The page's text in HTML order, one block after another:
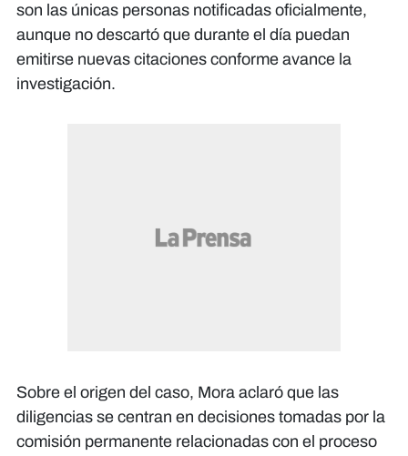
son las únicas personas notificadas oficialmente,
aunque no descartó que durante el día puedan
emitirse nuevas citaciones conforme avance la
investigación.
Sobre el origen del caso, Mora aclaró que las
diligencias se centran en decisiones tomadas por la
comisión permanente relacionadas con el proceso